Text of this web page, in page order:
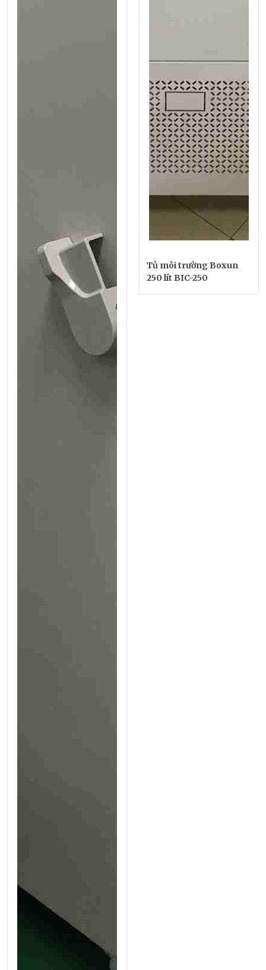
Tủ môi trường Boxun
250 lít BIC-250